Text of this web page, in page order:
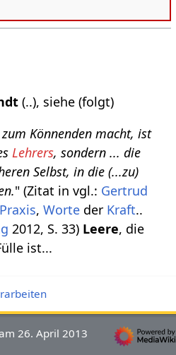
(..), siehe (folgt)
Könnenden macht, ist
Lehrers, sondern ... die
Selbst, in die (...zu)
" (Zitat in vgl.: Gertrud
Praxis,Worte der Kraft..
2012, S. 33) Leere, die
ist...
26. April 2013